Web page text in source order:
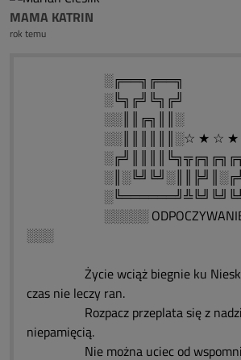
MAMA KATRIN
rok temu
░╔══╗╔══╗
░╚╗╔╝╚╗╔╝
░░║║╔╗║║░
░░║║║║║║░☆ ★ ☆ ★
░░░░░ ODPOCZYWANIE P.
░░░
Życie wciąż biegnie ku
czas nie leczy ran.
Rozpacz przeplata się z
niepamięcią.
Nie można uciec od